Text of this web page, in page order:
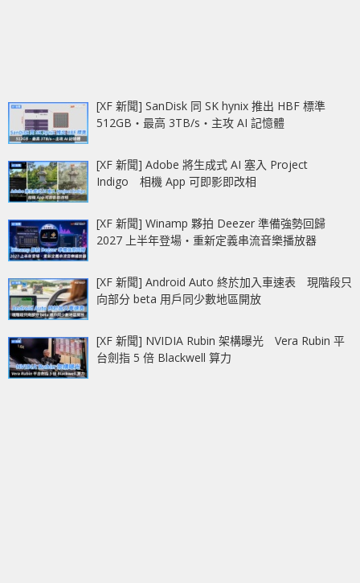
[XF 新聞] SanDisk 同 SK hynix 推出 HBF 標準
512GB‧最高 3TB/s‧主攻 AI 記憶體
[XF 新聞] Adobe 將生成式 AI 塞入 Project
Indigo 相機 App 可即影即改相
[XF 新聞] Winamp 夥拍 Deezer 準備強勢回歸
2027 上半年登場‧重新定義串流音樂播放器
[XF 新聞] Android Auto 終於加入車速表 現階段只
向部分 beta 用戶同少數地區開放
[XF 新聞] NVIDIA Rubin 架構曝光 Vera Rubin 平
台劍指 5 倍 Blackwell 算力